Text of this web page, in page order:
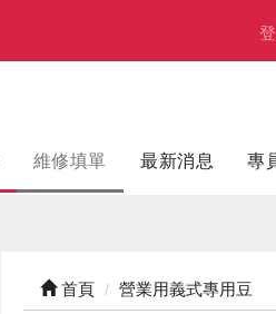
維修填單 最新消息 專
首頁 營業用義式專用豆